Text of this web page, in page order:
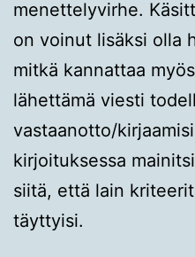
menettelyvirhe.
on voinut lisäksi olla
mitkä kannattaa
lähettämä viesti
vastaanotto/
kirjoituksessa
siitä, että lain
täyttyisi.